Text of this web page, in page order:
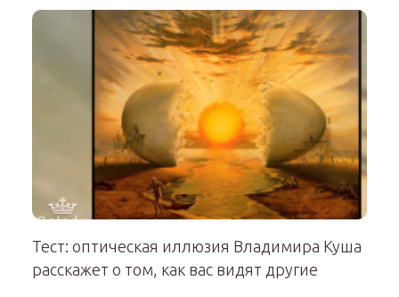
Тест: оптическая иллюзия Владимира Куша
расскажет о том, как вас видят другие